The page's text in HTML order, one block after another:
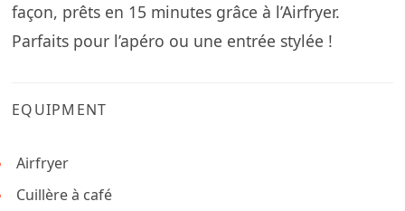
façon, prêts en 15 minutes grâce à l’Airfryer.
Parfaits pour l’apéro ou une entrée stylée !
EQUIPMENT
Airfryer
Cuillère à café